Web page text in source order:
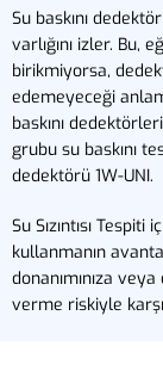
Su baskını
varlığını izler. Bu,
birikmiyorsa,
edemeyeceği
baskını
grubu su baskını
dedektörü 1W-UNI.
Su Sızıntısı
kullanmanın
donanımınıza
verme riskiyle karşı